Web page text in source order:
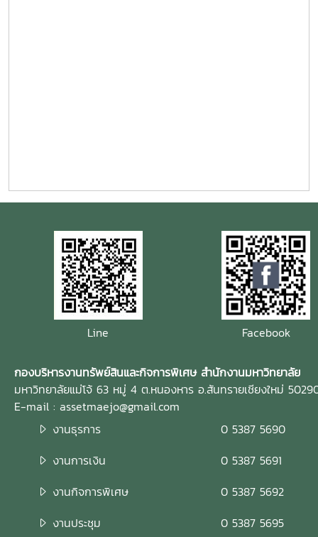
Line Facebook
กองบริหารงานทรัพย์สินและกิจการพิเศษ สำนักงานมหาวิทยาลัย
มหาวิทยาลัยแม่โจ้ 63 หมู่ 4 ต.หนองหาร อ.สันทรายเชียงใหม่
E-mail : assetmaejo@gmail.com
งานธุรการ
0 5387 5690
งานการเงิน
0 5387 5691
งานกิจการพิเศษ
0 5387 5692
งานประชุม
0 5387 5695